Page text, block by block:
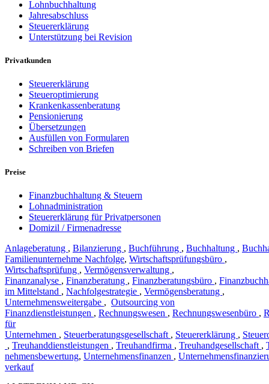
Lohnbuchhaltung
Jahresabschluss
Steuererklärung
Unterstützung bei Revision
Privatkunden
Steuererklärung
Steueroptimierung
Krankenkassenberatung
Pensionierung
Übersetzungen
Ausfüllen von Formularen
Schreiben von Briefen
Preise
Finanzbuchhaltung & Steuern
Lohnadministration
Steuererklärung für Privatpersonen
Domizil / Firmenadresse
Anlageberatung , Bilanzierung , Buchführung , Buchhaltung ,
Familienunternehme Nachfolge, Wirtschaftsprüfungsbüro ,
Wirtschaftsprüfung , Vermögensverwaltung ,
Finanzanalyse , Finanzberatung , Finanzberatungsbüro ,
im Mittelstand , Nachfolgestrategie , Vermögensberatung ,
Unternehmensweitergabe , Outsourcing von
Finanzdienstleistungen , Rechnungswesen , Rechnungswesenbüro ,
für
Unternehmen , Steuerberatungsgesellschaft , Steuererklärung ,
, Treuhanddienstleistungen , Treuhandfirma , Treuhandgesellschaft ,
nehmensbewertung, Unternehmensfinanzen ,
verkauf